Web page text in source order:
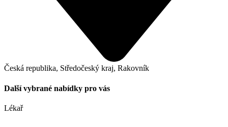
Česká republika, Středočeský kraj, Rakovník
Další vybrané nabídky pro vás
Lékař